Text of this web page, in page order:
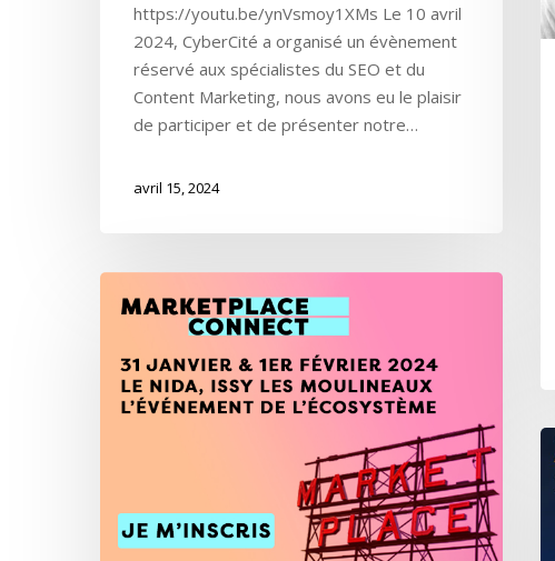
https://youtu.be/ynVsmoy1XMs Le 10 avril
2024, CyberCité a organisé un évènement
réservé aux spécialistes du SEO et du
Content Marketing, nous avons eu le plaisir
de participer et de présenter notre…
avril 15, 2024